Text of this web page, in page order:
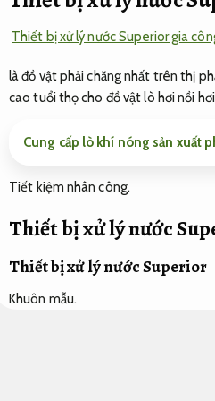
Thiết bị xử lý nước Superior gia
là đồ vật phải chăng nhất trên thị
cao tuổi thọ cho đồ vật lò hơi nồi
Cung cấp lò khí nóng sản xuất
Tiết kiệm nhân công.
Thiết bị xử lý nước
Thiết bị xử lý nước Superior
Khuôn mẫu.